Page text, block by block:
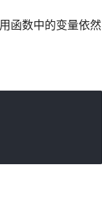
函数中的变量依然